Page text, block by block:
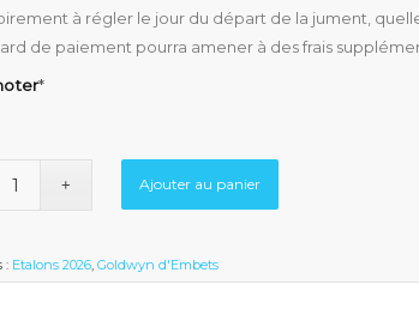
à régler le jour du départ de la jument,
de paiement pourra amener à des frais
*
Ajouter au panier
: Etalons 2026,Goldwyn d'Embets